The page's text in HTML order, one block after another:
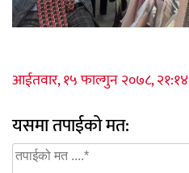
आईतवार, १५ फाल्गुन २०७८, २१:१४
यसमा तपाईको मत: